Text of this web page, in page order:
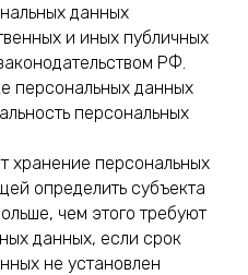
данных
и иных публичных
РФ.
персональных данных
персональных
хранение персональных
определить субъекта
чем этого требуют
данных, если срок
не установлен